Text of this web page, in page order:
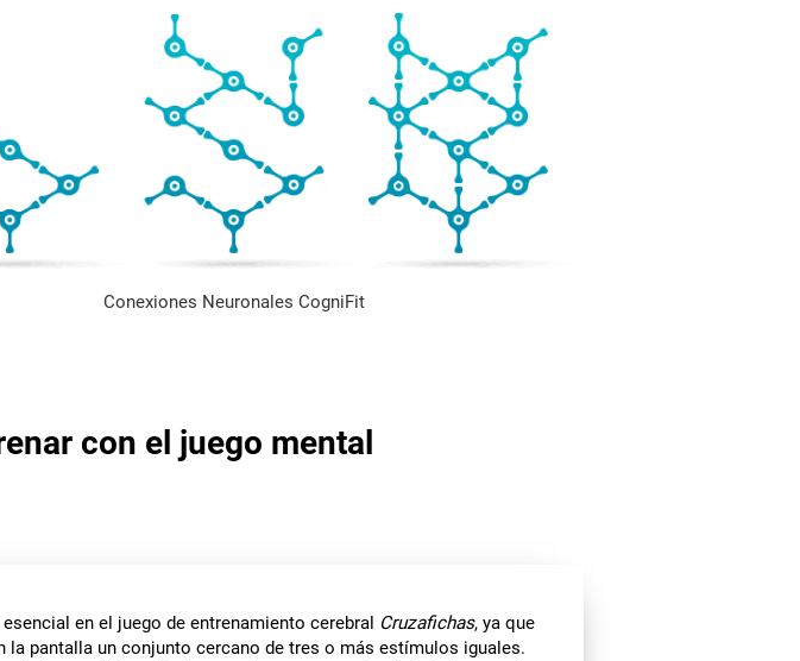
Conexiones Neuronales CogniFit
con el juego mental
en el juego de entrenamiento cerebral Cruzafichas, ya que
la pantalla un conjunto cercano de tres o más estímulos iguales.